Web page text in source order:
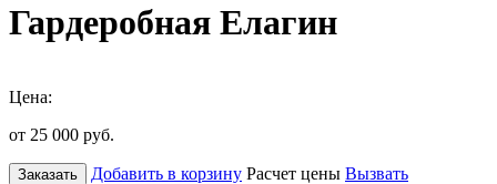
Гардеробная Елагин
Цена:
от 25 000 руб.
Заказать Добавить в корзину Расчет цены Вызвать